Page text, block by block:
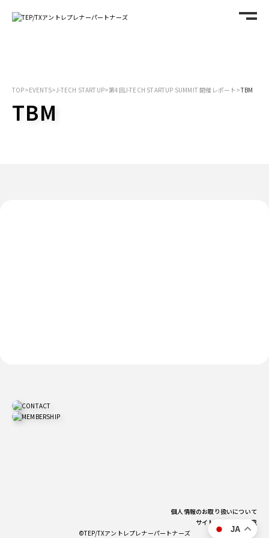
TOP>EVENTS>J-TECH STARTUP>第4回J-TECH STARTUP SUMMIT 開催レポート>TBM
TBM
個人情報のお取り扱いについて
サイトご利用上の注意
©TEP/TXアントレプレナーパートナーズ
JA